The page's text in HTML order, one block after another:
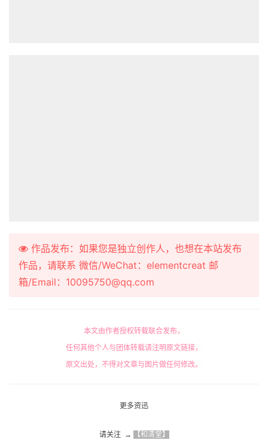
作品发布：如果您是独立创作人，也想在本站发布
作品，请联系 微信/WeChat：elementcreat 邮
箱/Email：10095750@qq.com
本文由作者授权转载联合发布，
任何其他个人与团体转载请注明原文链接，
原文出处，不得对文章与图片做任何修改。
更多资迅
请关注  → 【和清堂】